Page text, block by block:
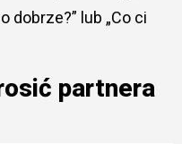
dobrze?” lub „Co ci
partnera